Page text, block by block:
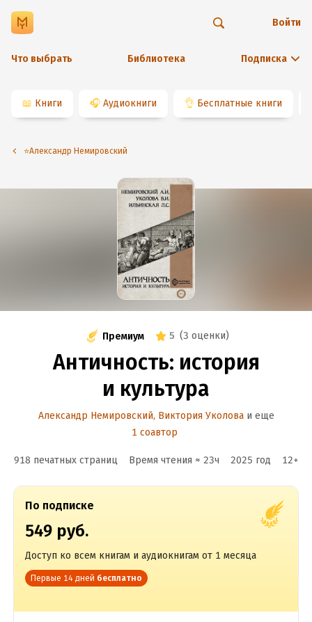
Что выбрать Библиотека Подписка
Войти
📖 Книги 🎧 Аудиокниги 👌 Бесплатные книги
⭐️Александр Немировский
Премиум 5 (3 оценки)
Античность: история
и культура
Александр Немировский, Виктория Уколова и еще
1 соавтор
918 печатных страниц Время чтения ≈ 23ч 2025 год 12+
По подписке
549 руб.
Доступ ко всем книгам и аудиокнигам от 1 месяца
Первые 14 дней бесплатно